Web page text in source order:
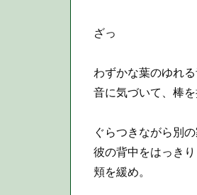
ざっ
わずかな葉のゆれる
音に気づいて、棒を
ぐらつきながら別の
彼の背中をはっき
頬を緩め。